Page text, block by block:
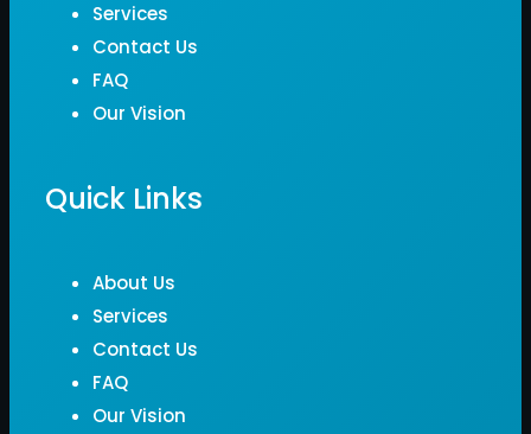
Services
Contact Us
FAQ
Our Vision
Quick Links
About Us
Services
Contact Us
FAQ
Our Vision